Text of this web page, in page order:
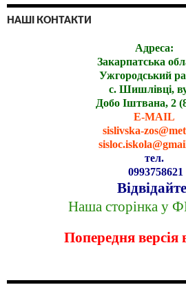
НАШІ КОНТАКТИ
Адреса:
Закарпатська
Ужгородський
с. Шишлівці,
Добо Іштвана, 2
E-MAIL
sislivska-
тел.
0993758621
Наша сторінка у
Попередня версія